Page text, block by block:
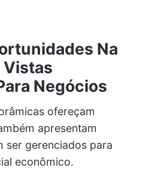
Na
Vistas
Negócios
ofereçam
apresentam
ser gerenciados para
econômico.